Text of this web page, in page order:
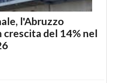
l'Abruzzo
crescita del 14% nel